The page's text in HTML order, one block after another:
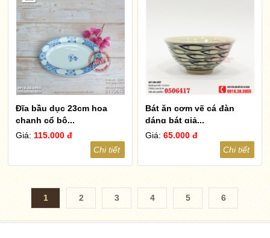
Đĩa bầu dục 23cm hoa
chanh cổ bộ...
Giá: 115.000 đ
Chi tiết
Bát ăn cơm vẽ cá đàn
dáng bát giả...
Giá:65.000 đ
Chi tiết
1 2 3 4 5 6
7 8 9 10 ... 34